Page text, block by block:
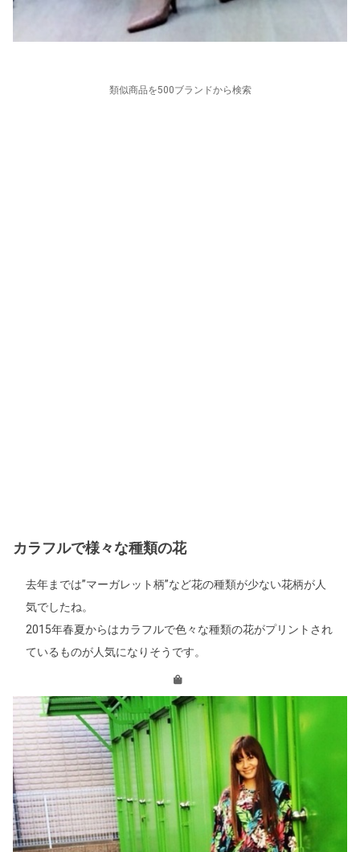
類似商品を500ブランドから検索
カラフルで様々な種類の花
去年までは”マーガレット柄”など花の種類が少ない花柄が人
気でしたね。
2015年春夏からはカラフルで色々な種類の花がプリントされ
ているものが人気になりそうです。